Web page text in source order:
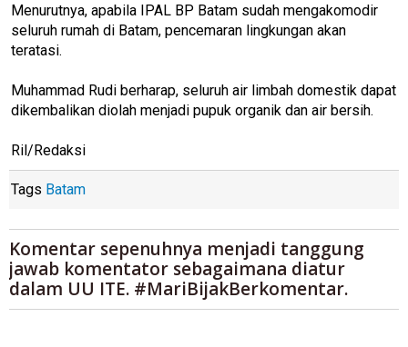
Menurutnya, apabila IPAL BP Batam sudah mengakomodir
seluruh rumah di Batam, pencemaran lingkungan akan
teratasi.
Muhammad Rudi berharap, seluruh air limbah domestik dapat
dikembalikan diolah menjadi pupuk organik dan air bersih.
Ril/Redaksi
Tags Batam
Komentar sepenuhnya menjadi tanggung
jawab komentator sebagaimana diatur
dalam UU ITE. #MariBijakBerkomentar.